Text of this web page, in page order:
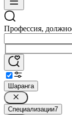
Профессия,
Шаранга
Специализации7